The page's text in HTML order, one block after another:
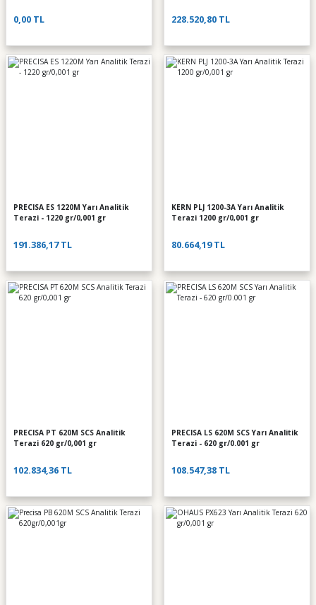
0,00 TL 228.520,80 TL
PRECISA ES 1220M Yarı Analitik
Terazi - 1220 gr/0,001 gr
191.386,17 TL
KERN PLJ 1200-3A Yarı Analitik
Terazi 1200 gr/0,001 gr
80.664,19 TL
PRECISA PT 620M SCS Analitik
Terazi 620 gr/0,001 gr
102.834,36 TL
PRECISA LS 620M SCS Yarı Analitik
Terazi - 620 gr/0.001 gr
108.547,38 TL